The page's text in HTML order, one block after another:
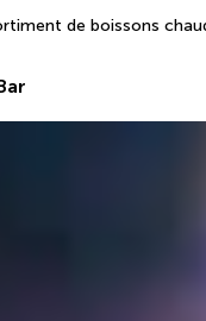
de boissons